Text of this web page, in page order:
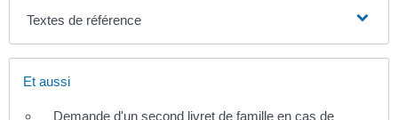
Textes de référence
Et aussi
Demande d'un second livret de famille en cas de